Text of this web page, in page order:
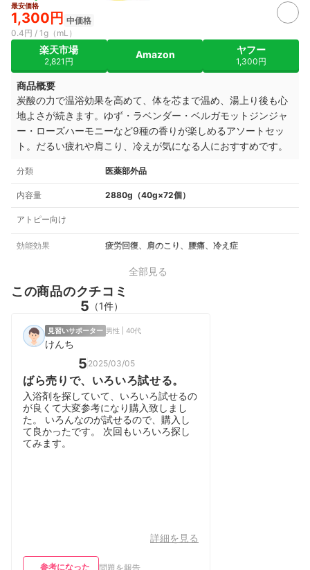
最安価格
1,300円 中価格
0.4円 / 1g（mL）
楽天市場
2,821円
Amazon ヤフー
1,300円
商品概要
炭酸の力で温浴効果を高めて、体を芯まで温め、湯上り後も心
地よさが続きます。ゆず・ラベンダー・ベルガモットジンジャ
ー・ローズハーモニーなど9種の香りが楽しめるアソートセッ
ト。だるい疲れや肩こり、冷えが気になる人におすすめです。
分類 医薬部外品
内容量 2880g（40g×72個）
アトピー向け
効能効果 疲労回復、肩のこり、腰痛、冷え症
全部見る
この商品のクチコミ
5 （1件）
見習いサポーター 男性 | 40代
けんち
5 2025/03/05
ばら売りで、いろいろ試せる。
入浴剤を探していて、いろいろ試せるの
が良くて大変参考になり購入致しまし
た。 いろんなのが試せるので、購入し
て良かったです。 次回もいろいろ探し
てみます。
詳細を見る
参考になった 問題を報告